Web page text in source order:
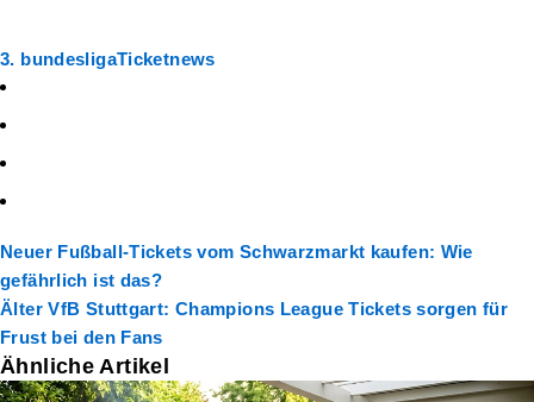
3. bundesligaTicketnews
Neuer Fußball-Tickets vom Schwarzmarkt kaufen: Wie
gefährlich ist das?
Älter VfB Stuttgart: Champions League Tickets sorgen für
Frust bei den Fans
Ähnliche Artikel